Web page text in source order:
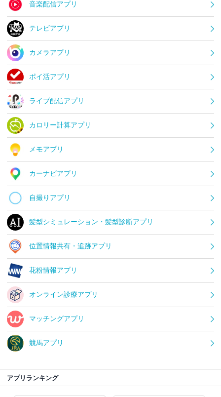
音楽配信アプリ
テレビアプリ
カメラアプリ
ポイ活アプリ
ライブ配信アプリ
カロリー計算アプリ
メモアプリ
カーナビアプリ
自撮りアプリ
髪型シミュレーション・髪型診断アプリ
位置情報共有・追跡アプリ
花粉情報アプリ
オンライン診療アプリ
マッチングアプリ
競馬アプリ
アプリランキング